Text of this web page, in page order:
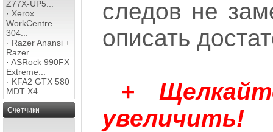
Z77X-UP5...
· Xerox
WorkCentre
304...
· Razer Anansi +
Razer...
· ASRock 990FX
Extreme...
· KFA2 GTX 580
MDT X4 ...
Счетчики
следов не
описать
+
увеличить!